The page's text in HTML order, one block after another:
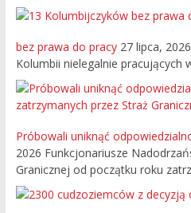
bez prawa do pracy27 lipca, 2026
Kolumbii nielegalnie pracujących
Próbowali uniknąć
2026 Funkcjonariusze
Granicznej od początku roku